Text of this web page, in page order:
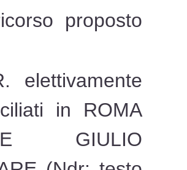
proposto
elettivamente
in ROMA
GIULIO